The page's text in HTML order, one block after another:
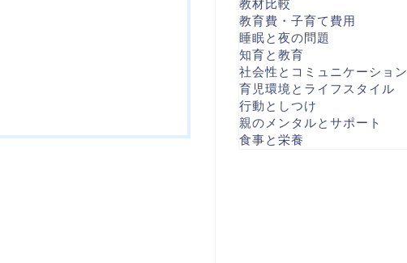
教材比較
教育費・子育て費用
睡眠と夜の問題
知育と教育
社会性とコミュニケーション
育児環境とライフスタイル
行動としつけ
親のメンタルとサポート
食事と栄養